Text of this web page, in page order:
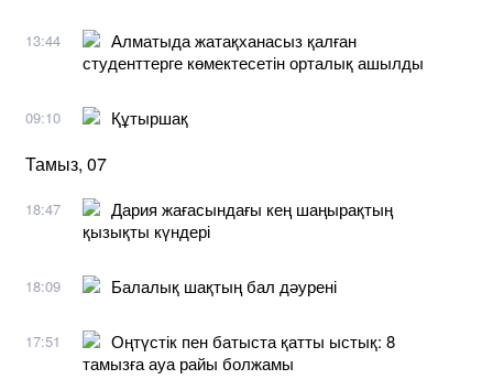
13:44
Алматыда жатақханасыз қалған
студенттерге көмектесетін орталық ашылды
09:10 Құтыршақ
Тамыз, 07
18:47
Дария жағасындағы кең шаңырақтың
қызықты күндері
18:09 Балалық шақтың бал дәурені
17:51
Оңтүстік пен батыста қатты ыстық: 8
тамызға ауа райы болжамы